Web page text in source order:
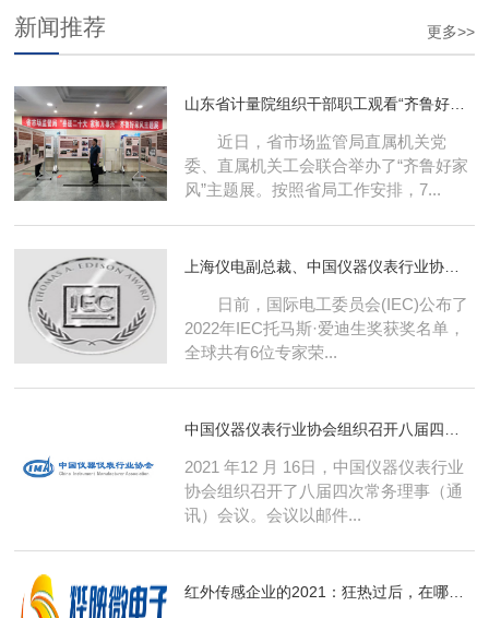
更多>>
新闻推荐
山东省计量院组织干部职工观看“齐鲁好家风”主题展
近日，省市场监管局直属机关党
委、直属机关工会联合举办了“齐鲁好家
风”主题展。按照省局工作安排，7...
上海仪电副总裁、中国仪器仪表行业协会副理事长徐建平 荣获IEC托马斯·爱迪生大奖
日前，国际电工委员会(IEC)公布了
2022年IEC托马斯·爱迪生奖获奖名单，
全球共有6位专家荣...
2021 年12 月 16日，中国仪器仪表行业
协会组织召开了八届四次常务理事（通
讯）会议。会议以邮件...
红外传感企业的2021：狂热过后，在哪找新的可持续市场